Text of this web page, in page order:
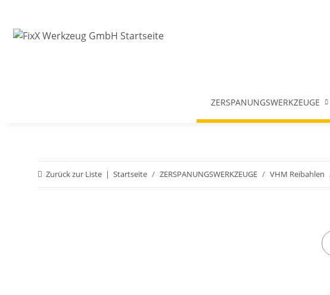
ZERSPANUNGSWERKZEUGE
Zurück zur Liste Startseite ZERSPANUNGSWERKZEUGE VHM Reibahlen